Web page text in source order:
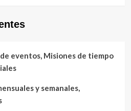
eventos, Misiones de tiempo
y semanales,